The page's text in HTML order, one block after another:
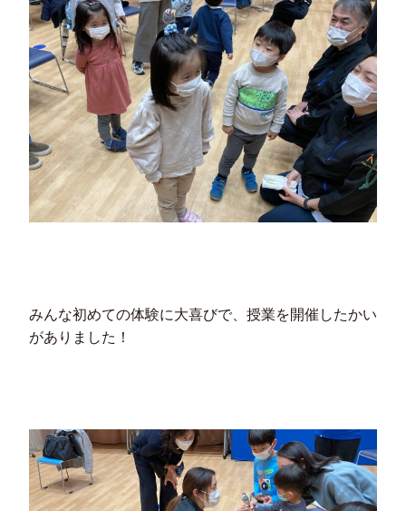
みんな初めての体験に大喜びで、授業を開催したかい
がありました！